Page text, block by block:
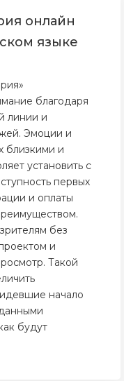
онлайн
языке
благодаря
линии и
Эмоции и
близкими и
установить с
первых
и оплаты
без
и
Такой
начало
будут